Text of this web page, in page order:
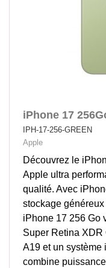
iPhone 17
IPH-17-256-GREEN
Apple
Découvrez le
Apple ultra
qualité. Avec
stockage
iPhone 17 256 Go
Super Retina XDR
A19 et un système
combine